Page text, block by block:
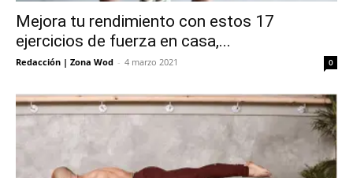
Mejora tu rendimiento con estos 17
ejercicios de fuerza en casa,...
Redacción | Zona Wod - 4 marzo 2021 0